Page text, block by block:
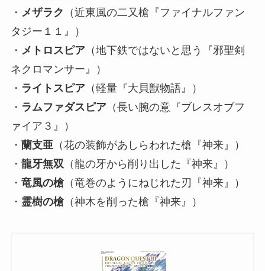
・ メザラク （近東風の二又槍『ファイナルファン
タジー１１』）
・ メトロスピア（地下鉄ではないと思う『邪聖剣
ネクロマンサー』）
・ ライトスピア（軽量『大貝獣物語』）
・ ラムファダスピア（長い腕の意『ブレスオブフ
ァイア３』）
・ 蘭支亜（花の装飾があしらわれた槍『神来』）
・ 龍牙無双 （龍の牙から削り出した『神来』）
・ 竜風の槍（竜巻のようにねじれた刃『神来』）
・ 霊樹の槍（神木を削った槍『神来』）